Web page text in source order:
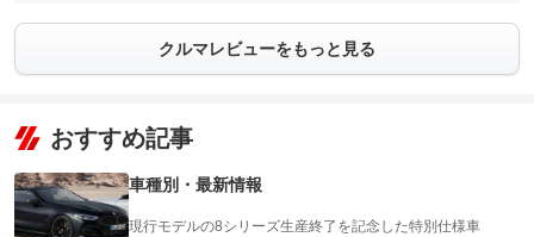
クルマレビューをもっと見る
おすすめ記事
車種別・最新情報
現行モデルの8シリーズ生産終了を記念した特別仕様車